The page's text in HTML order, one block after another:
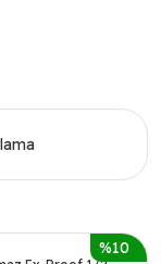
%10